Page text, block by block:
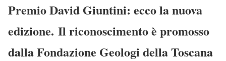
Premio David Giuntini: ecco la nuova
edizione. Il riconoscimento è promosso
dalla Fondazione Geologi della Toscana